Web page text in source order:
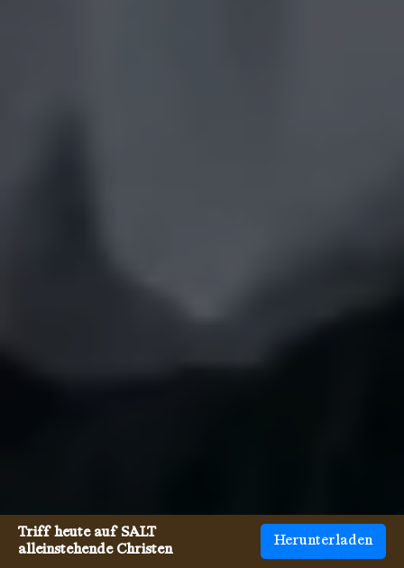
Triff heute auf SALT
alleinstehende Christen
Herunterladen